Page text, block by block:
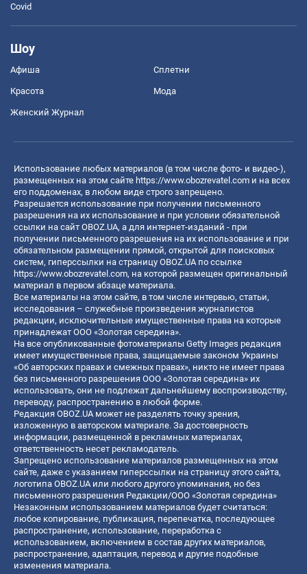
Covid
Шоу
Афиша Сплетни
Красота Мода
Женский Журнал
Использование любых материалов (в том числе фото- и видео-),
размещенных на этом сайте https://www.obozrevatel.com и на всех
его поддоменах, в любом виде строго запрещено.
Разрешается использование при получении письменного
разрешения на их использование и при условии обязательной
ссылки на сайт OBOZ.UA, а для интернет-изданий - при
получении письменного разрешения на их использование и при
обязательном размещении прямой, открытой для поисковых
систем, гиперссылки на страницу OBOZ.UA по ссылке
https://www.obozrevatel.com, на которой размещен оригинальный
материал в первом абзаце материала.
Все материалы на этом сайте, в том числе интервью, статьи,
исследования – служебные произведения журналистов
редакции, исключительные имущественные права на которые
принадлежат ООО «Золотая середина».
На все опубликованные фотоматериалы Getty Images редакция
имеет имущественные права, защищаемые законом Украины
«Об авторских правах и смежных правах», никто не имеет права
без письменного разрешения ООО «Золотая середина» их
использовать, они не подлежат дальнейшему воспроизводству,
переводу, распространению в любой форме.
Редакция OBOZ.UA может не разделять точку зрения,
изложенную в авторском материале. За достоверность
информации, размещенной в рекламных материалах,
ответственность несет рекламодатель.
Запрещено использование материалов размещенных на этом
сайте, даже с указанием гиперссылки на страницу этого сайта,
логотипа OBOZ.UA или любого другого упоминания, но без
письменного разрешения Редакции/ООО «Золотая середина»
Незаконным использованием материалов будет считаться:
любое копирование, публикация, перепечатка, последующее
распространение, использование, переработка с
использованием, включением в состав других материалов,
распространение, адаптация, перевод и другие подобные
изменения материала.